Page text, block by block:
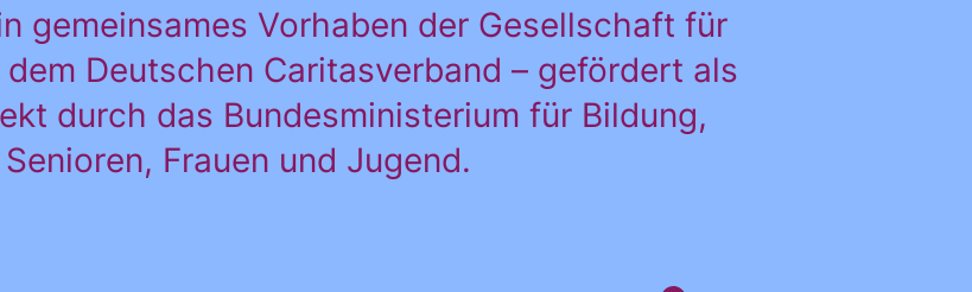
gemeinsames Vorhaben der Gesellschaft für
Deutschen Caritasverband – gefördert als
durch das Bundesministerium für Bildung,
Frauen und Jugend.